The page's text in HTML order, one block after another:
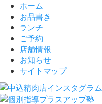
ホーム
お品書き
ランチ
ご予約
店舗情報
お知らせ
サイトマップ